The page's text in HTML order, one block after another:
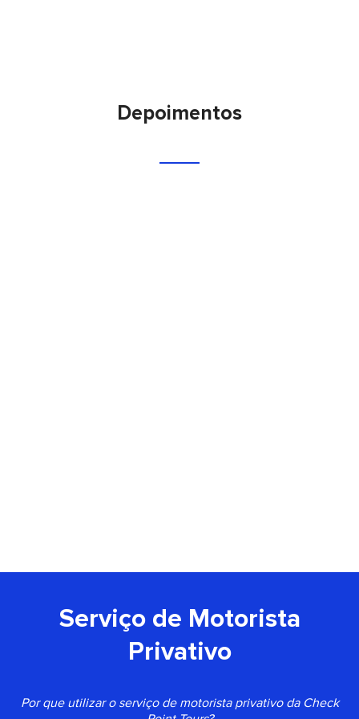
Depoimentos
Serviço de Motorista
Privativo
Por que utilizar o serviço de motorista privativo da Check